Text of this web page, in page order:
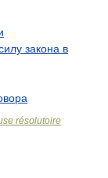
закона в
résolutoire